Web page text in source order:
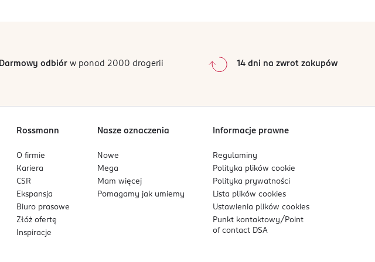
0%
Sortowanie wgdata: od najnowszej
Darmowy odbiórw ponad 2000 drogerii 14 dni na zwrot zakupów
Rossmann
O firmie
Kariera
CSR
Ekspansja
Biuro prasowe
Złóż ofertę
Inspiracje
Nasze oznaczenia
Nowe
Mega
Mam więcej
Pomagamy jak umiemy
Informacje prawne
Regulaminy
Polityka plikówcookie
Polityka prywatności
Lista plikówcookies
Ustawienia plikówcookies
Punkt kontaktowy/ Point
of contact DSA